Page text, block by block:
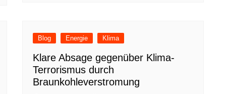
Blog Energie Klima
Klare Absage gegenüber Klima-
Terrorismus durch
Braunkohleverstromung